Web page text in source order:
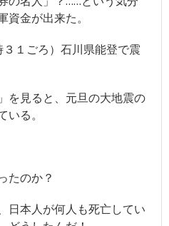
」 バックナンバー
金が出来た。
１ごろ）石川県能登で震
を見ると、元旦の大地震の
る。
たのか？
日本人が何人も死亡してい